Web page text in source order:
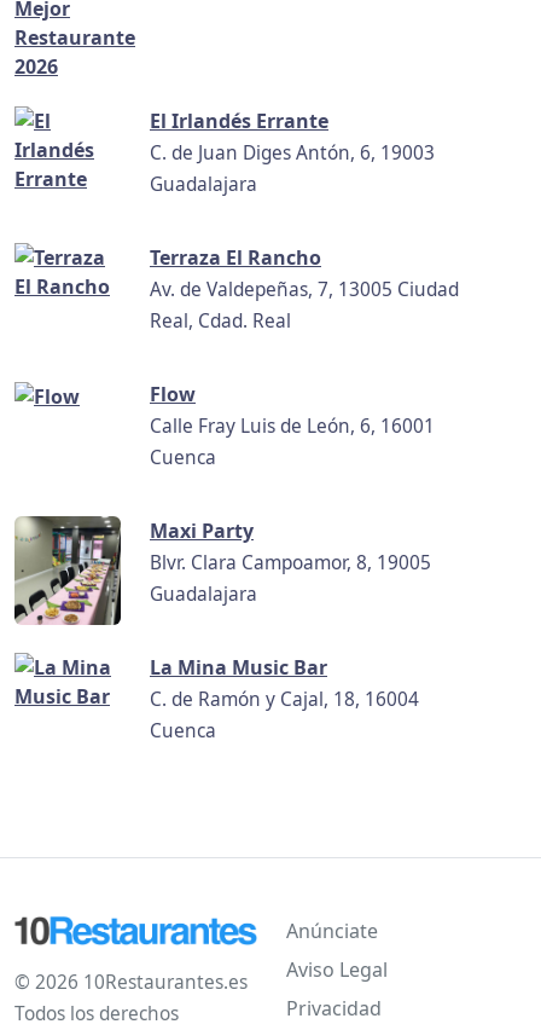
El Irlandés Errante
C. de Juan Diges Antón, 6, 19003
Guadalajara
Terraza El Rancho
Av. de Valdepeñas, 7, 13005 Ciudad
Real, Cdad. Real
Flow
Calle Fray Luis de León, 6, 16001
Cuenca
Maxi Party
Blvr. Clara Campoamor, 8, 19005
Guadalajara
La Mina Music Bar
C. de Ramón y Cajal, 18, 16004
Cuenca
© 2026 10Restaurantes.es
Todos los derechos
Anúnciate
Aviso Legal
Privacidad